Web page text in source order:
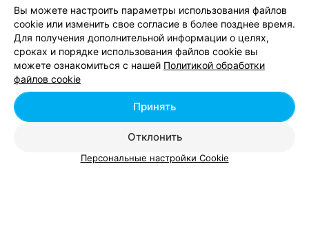
Праздник с нами
Гомель Круглосуточно
ПРОКАТ ВОДНЫХ И НАЗЕМНЫХ АТТРАКЦИОНОВ
Аттракционы
Гомель
Вы можете настроить параметры использования файлов
cookie или изменить свое согласие в более позднее время.
Для получения дополнительной информации о целях,
сроках и порядке использования файлов cookie вы
можете ознакомиться с нашей Политикой обработки
файлов cookie
Отклонить
Принять
Персональные настройки Cookie